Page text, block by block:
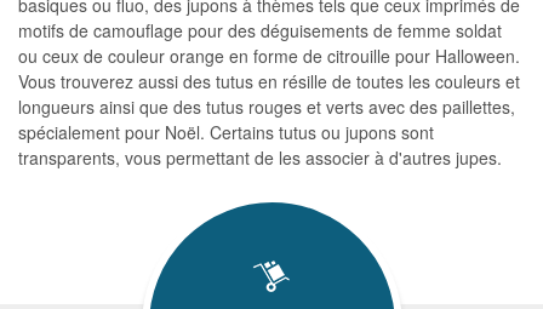
basiques ou fluo, des jupons à thèmes tels que ceux imprimés de
motifs de camouflage pour des déguisements de femme soldat
ou ceux de couleur orange en forme de citrouille pour Halloween.
Vous trouverez aussi des tutus en résille de toutes les couleurs et
longueurs ainsi que des tutus rouges et verts avec des paillettes,
spécialement pour Noël. Certains tutus ou jupons sont
transparents, vous permettant de les associer à d'autres jupes.